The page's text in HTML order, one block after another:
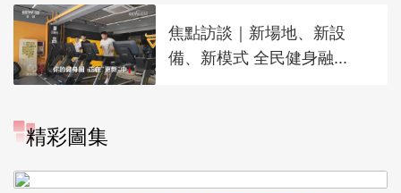
焦點訪談｜新場地、新設
備、新模式 全民健身融...
精彩圖集